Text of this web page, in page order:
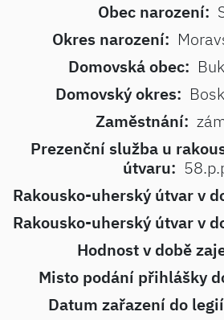
Obec narození:
Okres narození:
Domovská obec:
Domovský okres:
Zaměstnání:
Prezenční služba u
útvaru:
Rakousko-uherský útvar v
Rakousko-uherský útvar v
Hodnost v době
Misto podání přihlášky
Datum zařazení do